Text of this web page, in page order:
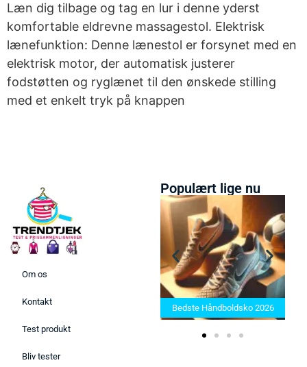
Læn dig tilbage og tag en lur i denne yderst
komfortable eldrevne massagestol. Elektrisk
lænefunktion: Denne lænestol er forsynet med en
elektrisk motor, der automatisk justerer
fodstøtten og ryglænet til den ønskede stilling
med et enkelt tryk på knappen
Om os
Kontakt
Test produkt
Bliv tester
Populært lige nu
Bedste Saunatæppe 2025 –
Find de bedste produkter her!
Bedste Håndboldsko 2026